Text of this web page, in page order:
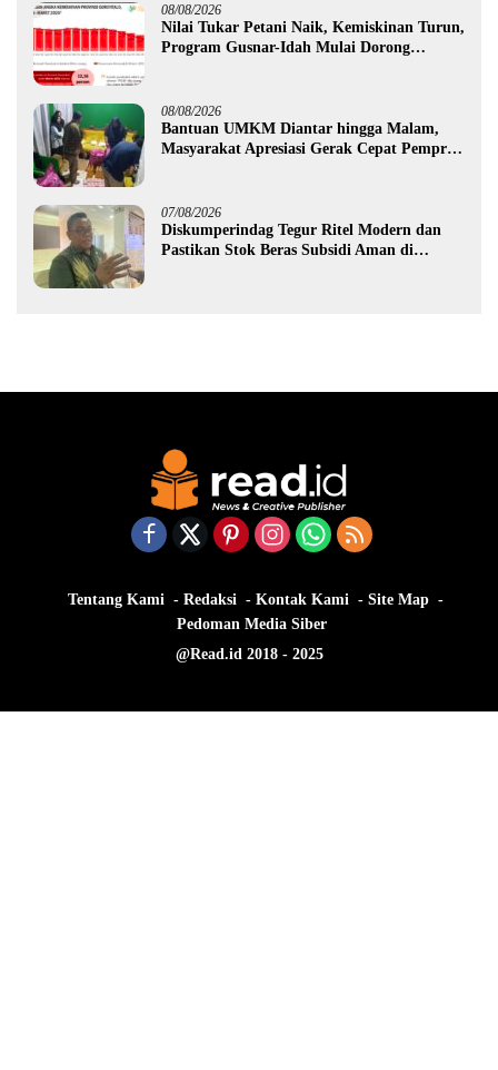
08/08/2026
Nilai Tukar Petani Naik, Kemiskinan Turun,
Program Gusnar-Idah Mulai Dorong
08/08/2026
Bantuan UMKM Diantar hingga Malam,
Masyarakat Apresiasi Gerak Cepat Pemprov
07/08/2026
Diskumperindag Tegur Ritel Modern dan
Pastikan Stok Beras Subsidi Aman di
Tentang Kami Redaksi Kontak Kami
Site Map
Pedoman Media Siber
@Read.id 2018 - 2025